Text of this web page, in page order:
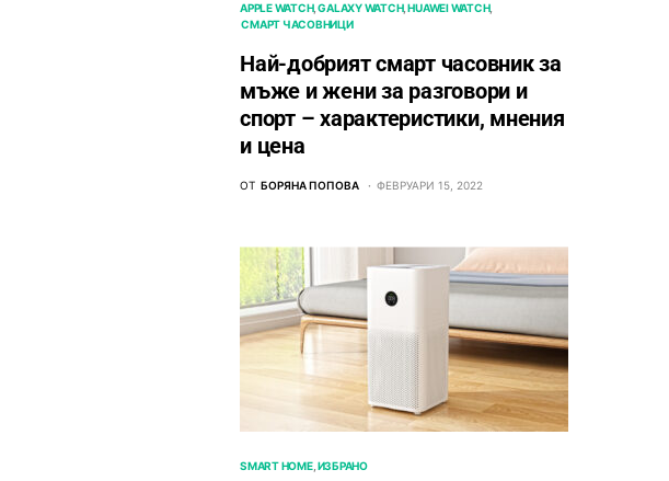
APPLE WATCH GALAXY WATCH HUAWEI WATCH
СМАРТ ЧАСОВНИЦИ
Най-добрият смарт часовник за
мъже и жени за разговори и
спорт – характеристики, мнения
и цена
ОТ БОРЯНА ПОПОВА ФЕВРУАРИ 15, 2022
SMART HOME ИЗБРАНО